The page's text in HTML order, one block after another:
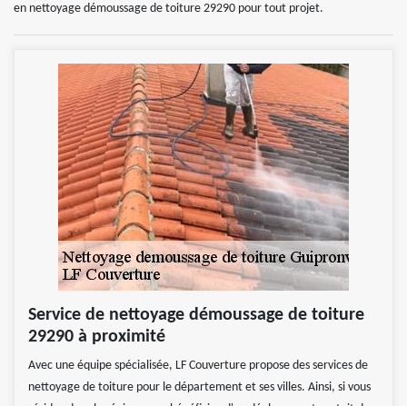
en nettoyage démoussage de toiture 29290 pour tout projet.
Service de nettoyage démoussage de toiture
29290 à proximité
Avec une équipe spécialisée, LF Couverture propose des services de
nettoyage de toiture pour le département et ses villes. Ainsi, si vous